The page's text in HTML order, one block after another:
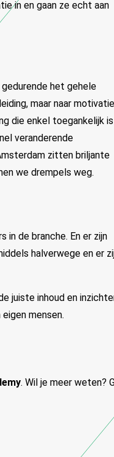
in en gaan ze echt aan
het gehele
maar naar
die enkel toegankelijk is
veranderende
zitten briljante
we drempels weg.
de branche. En er zijn
halverwege en er
juiste inhoud en
mensen.
. Wil je meer weten?